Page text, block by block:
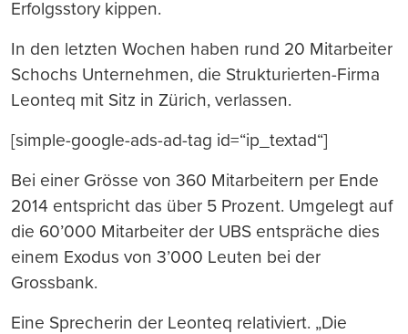
Erfolgsstory kippen.
In den letzten Wochen haben rund 20 Mitarbeiter
Schochs Unternehmen, die Strukturierten-Firma
Leonteq mit Sitz in Zürich, verlassen.
[simple-google-ads-ad-tag id=“ip_textad“]
Bei einer Grösse von 360 Mitarbeitern per Ende
2014 entspricht das über 5 Prozent. Umgelegt auf
die 60’000 Mitarbeiter der UBS entspräche dies
einem Exodus von 3’000 Leuten bei der
Grossbank.
Eine Sprecherin der Leonteq relativiert. „Die